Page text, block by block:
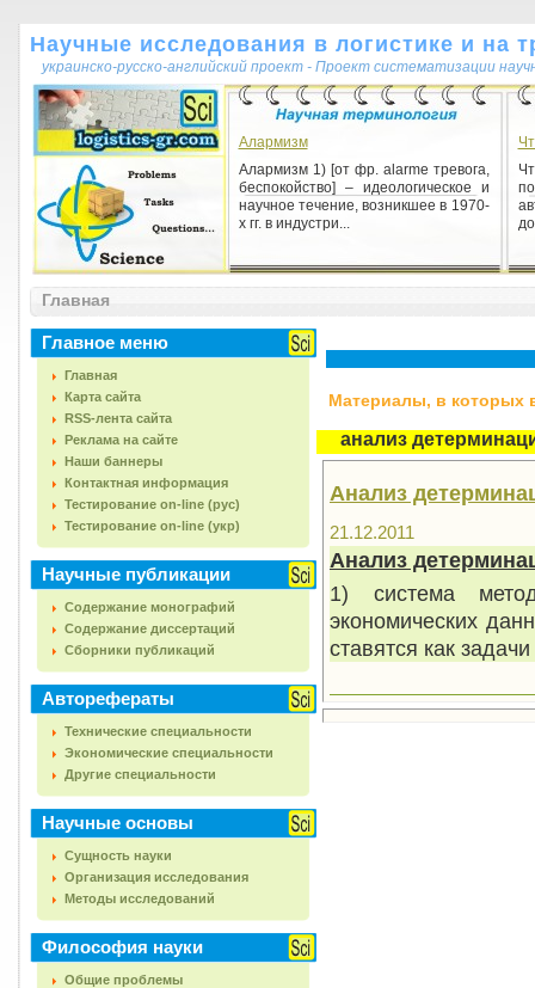
Научные исследования в логистике и на
украинско-русско-английский проект - Проект систематизации
Алармизм
Алармизм 1) [от фр. alarme тревога,
беспокойство] – идеологическое и
научное течение, возникшее в 1970-
х гг. в индустри...
Принцип соответствия
отрицания как общей
закономерности развития любых
Главная
Главное меню
Главная
Карта сайта
RSS-лента сайта
Реклама на сайте
Наши баннеры
Контактная информация
Тестирование on-line (рус)
Тестирование on-line (укр)
Научные публикации
Содержание монографий
Содержание диссертаций
Сборники публикаций
Авторефераты
Технические специальности
Экономические специальности
Другие специальности
Научные основы
Сущность науки
Организация исследования
Методы исследований
Философия науки
Общие проблемы
Материалы, в которых
анализ
Анализ
21.12.2011
Анализ
1) система
экономических
ставятся как